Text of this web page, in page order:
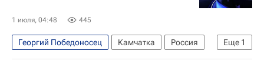
1 июля, 04:48 445
Еще 1
Георгий Победоносец Камчатка
Россия
Вилючинск